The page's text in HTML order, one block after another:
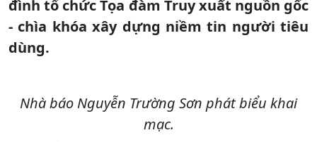
đình tổ chức Tọa đàm Truy xuất nguồn gốc
- chìa khóa xây dựng niềm tin người tiêu
dùng.
Nhà báo Nguyễn Trường Sơn phát biểu khai
mạc.